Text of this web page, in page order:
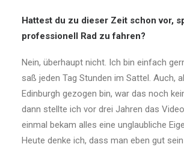
Hattest du zu dieser Zeit schon vor,
professionell Rad zu fahren?
Nein, überhaupt nicht. Ich bin einfach
saß jeden Tag Stunden im Sattel. Auch,
Edinburgh gezogen bin, war das noch
dann stellte ich vor drei Jahren das
einmal bekam alles eine unglaubliche
Heute denke ich, dass man eben gut